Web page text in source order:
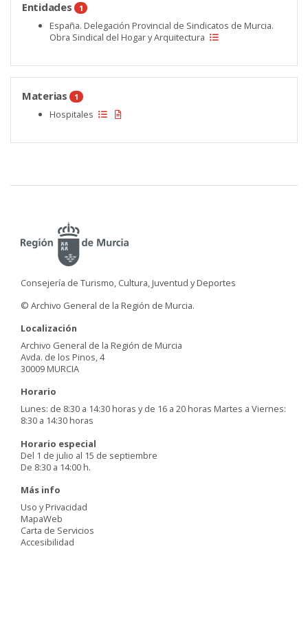
Entidades 1
España. Delegación Provincial de Sindicatos de Murcia.
Obra Sindical del Hogar y Arquitectura
Materias 1
Hospitales
Consejería de Turismo, Cultura, Juventud y Deportes
© Archivo General de la Región de Murcia.
Localización
Archivo General de la Región de Murcia
Avda. de los Pinos, 4
30009 MURCIA
Horario
Lunes: de 8:30 a 14:30 horas y de 16 a 20 horas Martes a Viernes:
8:30 a 14:30 horas
Horario especial
Del 1 de julio al 15 de septiembre
De 8:30 a 14:00 h.
Más info
Uso y Privacidad
MapaWeb
Carta de Servicios
Accesibilidad